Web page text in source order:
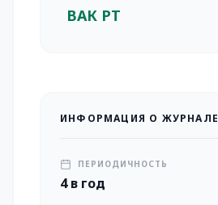
ВАК РТ
ИНФОРМАЦИЯ О ЖУРНАЛЕ
ПЕРИОДИЧНОСТЬ
4 в год